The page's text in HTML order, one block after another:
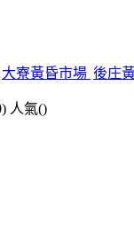
大寮黃昏市場 後庄
人氣()